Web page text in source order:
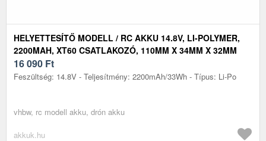
HELYETTESÍTŐ MODELL / RC AKKU 14.8V, LI-POLYMER,
2200MAH, XT60 CSATLAKOZÓ, 110MM X 34MM X 32MM
16 090 Ft
Feszültség: 14.8V - Teljesítmény: 2200mAh/33Wh - Típus: Li-Po
vhbw, rc modell akku, drón akku
akkuk.hu